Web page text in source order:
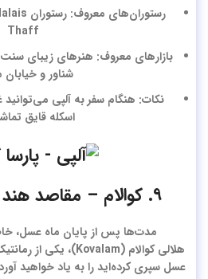
Thaff
بازارهای معروف: هنرهای زیبای سنت
شناور و خیابان
نکات: هنگام سفر به آلپی
اسکله قایق
۹. کوالام – مقاصد هند برای ماه عسل
مدت‌ها پس از پایان ماه عسل،
هلالیکوالام (Kovalam)، یکی از رمانتیک‌ترین
عسل سپری کرده‌اید را به یاد خواهید